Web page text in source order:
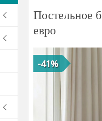
Постельное
евро
-41%